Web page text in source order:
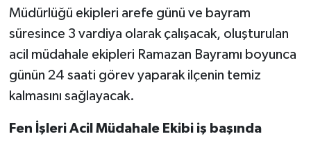
Müdürlüğü ekipleri arefe günü ve bayram
süresince 3 vardiya olarak çalışacak, oluşturulan
acil müdahale ekipleri Ramazan Bayramı boyunca
günün 24 saati görev yaparak ilçenin temiz
kalmasını sağlayacak.
Fen İşleri Acil Müdahale Ekibi iş başında